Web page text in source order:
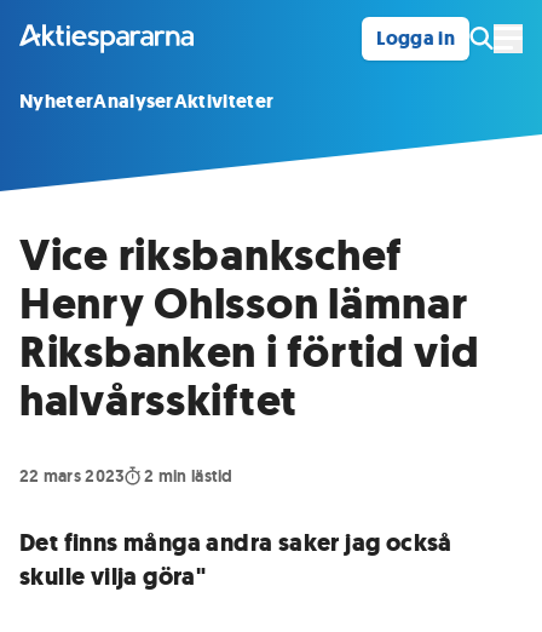
Logga in
NyheterAnalyserAktiviteter
Vice riksbankschef
Henry Ohlsson lämnar
Riksbanken i förtid vid
halvårsskiftet
22 mars 2023 2 min lästid
Det finns många andra saker jag också
skulle vilja göra"